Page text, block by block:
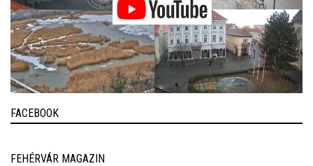
FACEBOOK
FEHÉRVÁR MAGAZIN